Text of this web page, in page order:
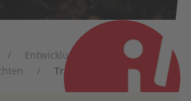
Entwicklung in Thüringen
Trockener Mund: Was tun?